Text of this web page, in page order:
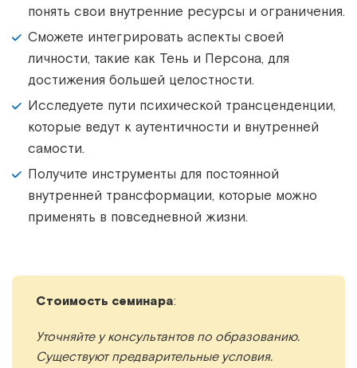
понять свои внутренние ресурсы и ограничения.
Сможете интегрировать аспекты своей
личности, такие как Тень и Персона, для
достижения большей целостности.
Исследуете пути психической трансценденции,
которые ведут к аутентичности и внутренней
самости.
Получите инструменты для постоянной
внутренней трансформации, которые можно
применять в повседневной жизни.
Стоимость семинара:
Уточняйте у консультантов по образованию.
Существуют предварительные условия.